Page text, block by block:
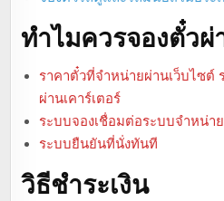
ทำไมควรจองตั๋วผ่
ราคาตั๋วที่จำหน่ายผ่านเว็บไซต์
ผ่านเคาร์เตอร์
ระบบจองเชื่อมต่อระบบจำหน่า
ระบบยืนยันที่นั่งทันที
วิธีชำระเงิน